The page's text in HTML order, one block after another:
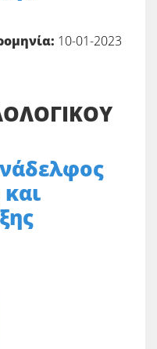
10-01-2023